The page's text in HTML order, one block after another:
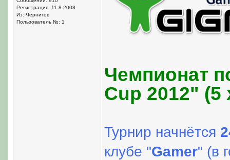
Регистрация: 11.8.2008
Из: Чернигов
Пользователь №: 1
Чемпионат
Cup 2012" (5
Турнир начнётся
клубе "Gamer" (в